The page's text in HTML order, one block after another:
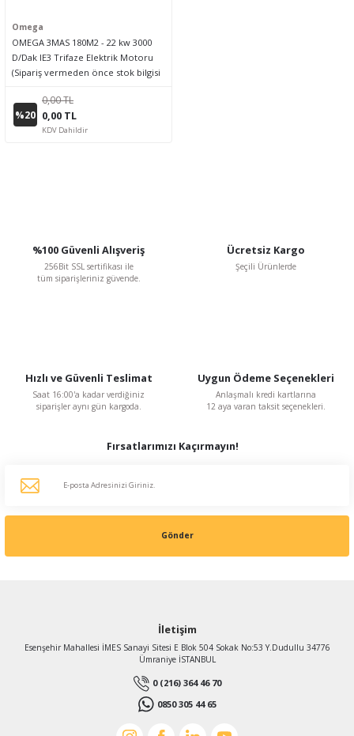
Omega
OMEGA 3MAS 180M2 - 22 kw 3000
D/Dak IE3 Trifaze Elektrik Motoru
(Sipariş vermeden önce stok bilgisi
%20
0,00 TL
0,00 TL
KDV Dahildir
%100 Güvenli Alışveriş
256Bit SSL sertifikası ile
tüm siparişleriniz güvende.
Ücretsiz Kargo
Şeçili Ürünlerde
Hızlı ve Güvenli Teslimat
Saat 16:00'a kadar verdiğiniz
siparişler aynı gün kargoda.
Uygun Ödeme Seçenekleri
Anlaşmalı kredi kartlarına
12 aya varan taksit seçenekleri.
Fırsatlarımızı Kaçırmayın!
Gönder
İletişim
Esenşehir Mahallesi İMES Sanayi Sitesi E Blok 504 Sokak No:53 Y.Dudullu 34776
Ümraniye İSTANBUL
0 (216) 364 46 70
0850 305 44 65